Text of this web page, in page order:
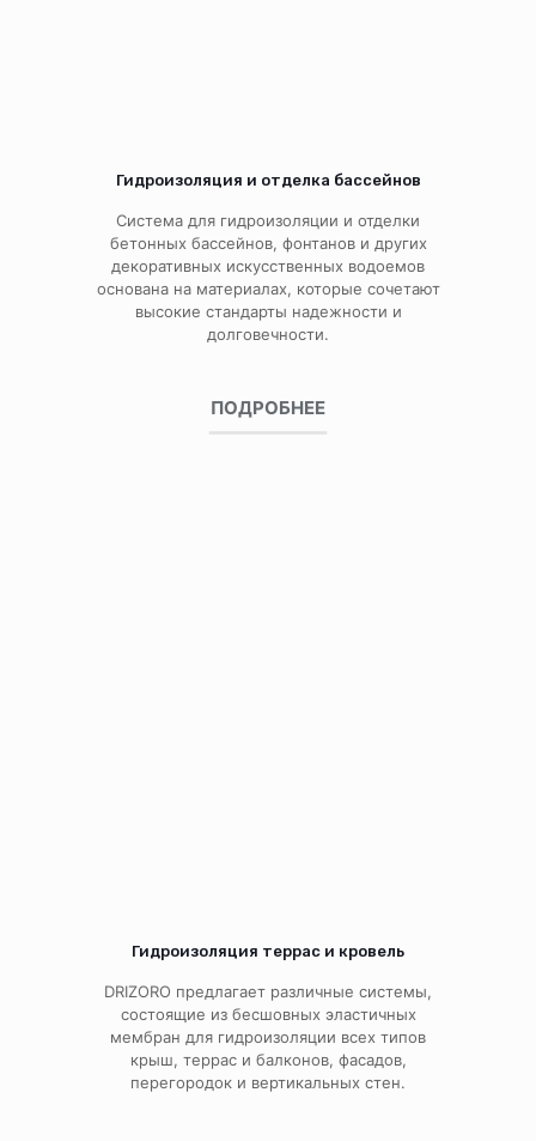
Гидроизоляция и отделка бассейнов
Система для гидроизоляции и отделки
бетонных бассейнов, фонтанов и других
декоративных искусственных водоемов
основана на материалах, которые сочетают
высокие стандарты надежности и
долговечности.
ПОДРОБНЕЕ
Гидроизоляция террас и кровель
DRIZORO предлагает различные системы,
состоящие из бесшовных эластичных
мембран для гидроизоляции всех типов
крыш, террас и балконов, фасадов,
перегородок и вертикальных стен.